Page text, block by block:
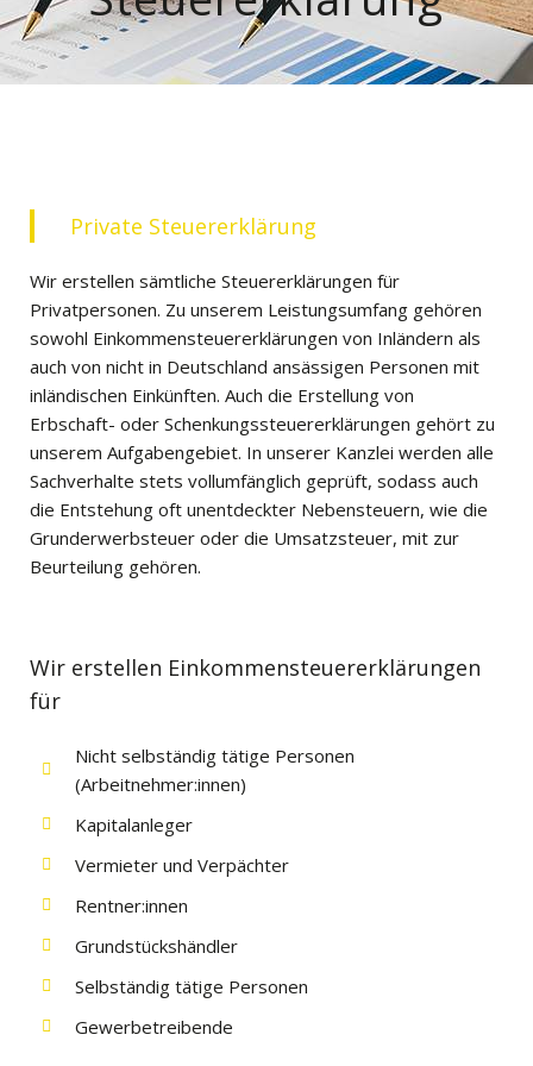
Private Steuererklärung
Wir erstellen sämtliche Steuererklärungen für
Privatpersonen. Zu unserem Leistungsumfang gehören
sowohl Einkommensteuererklärungen von Inländern als
auch von nicht in Deutschland ansässigen Personen mit
inländischen Einkünften. Auch die Erstellung von
Erbschaft- oder Schenkungssteuererklärungen gehört zu
unserem Aufgabengebiet. In unserer Kanzlei werden alle
Sachverhalte stets vollumfänglich geprüft, sodass auch
die Entstehung oft unentdeckter Nebensteuern, wie die
Grunderwerbsteuer oder die Umsatzsteuer, mit zur
Beurteilung gehören.
Wir erstellen Einkommensteuererklärungen
für
Nicht selbständig tätige Personen
(Arbeitnehmer:innen)
Kapitalanleger
Vermieter und Verpächter
Rentner:innen
Grundstückshändler
Selbständig tätige Personen
Gewerbetreibende